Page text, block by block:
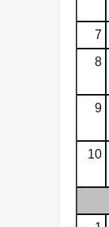
7
8
9
10